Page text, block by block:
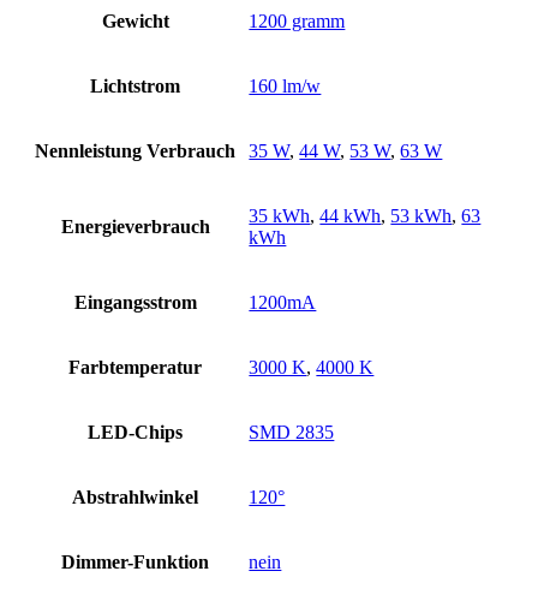
Gewicht 1200 gramm
Lichtstrom 160 lm/w
Nennleistung Verbrauch 35 W,44 W, 53 W,63 W
Energieverbrauch
35 kWh,44 kWh, 53 kWh,63
kWh
Eingangsstrom 1200mA
Farbtemperatur 3000 K,4000 K
LED-Chips SMD 2835
Abstrahlwinkel 120°
Dimmer-Funktion nein